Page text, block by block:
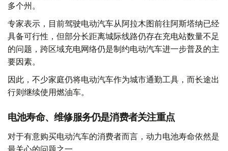
多个州。
专家表示，目前驾驶电动汽车从阿拉木图前往阿斯塔纳已经
具备可行性，但部分长距离城际线路仍存在充电站数量不足
的问题，跨区域充电网络仍是制约电动汽车进一步普及的主
要因素。
因此，不少家庭仍将电动汽车作为城市通勤工具，而长途出
行则继续使用燃油车。
电池寿命、维修服务仍是消费者关注重点
对于有意购买电动汽车的消费者而言，动力电池寿命依然是